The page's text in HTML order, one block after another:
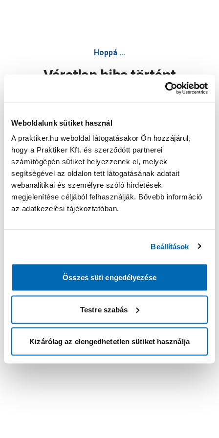
Weboldalunk sütiket használ
A praktiker.hu weboldal látogatásakor Ön hozzájárul,
hogy a Praktiker Kft. és szerződött partnerei
számítógépén sütiket helyezzenek el, melyek
segítségével az oldalon tett látogatásának adatait
webanalitikai és személyre szóló hirdetések
megjelenítése céljából felhasználják. Bővebb információ
az adatkezelési tájékoztatóban.
Beállítások
Összes süti engedélyezése
Testre szabás
Kizárólag az elengedhetetlen sütiket használja
Hoppá ...
Váratlan hiba történt
Oldal újratöltése